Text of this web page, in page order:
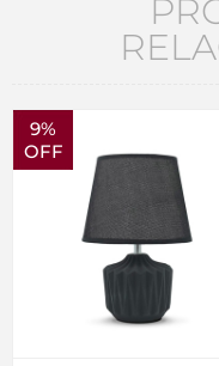
9%
OFF